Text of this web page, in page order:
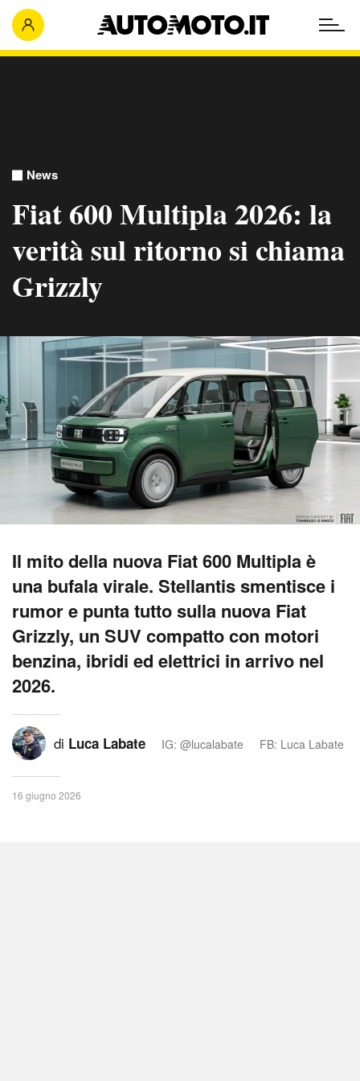
News
Fiat 600 Multipla 2026: la
verità sul ritorno si chiama
Grizzly
Il mito della nuova Fiat 600 Multipla è
una bufala virale. Stellantis smentisce i
rumor e punta tutto sulla nuova Fiat
Grizzly, un SUV compatto con motori
benzina, ibridi ed elettrici in arrivo nel
2026.
di Luca Labate IG: @lucalabate FB: Luca Labate
16 giugno 2026